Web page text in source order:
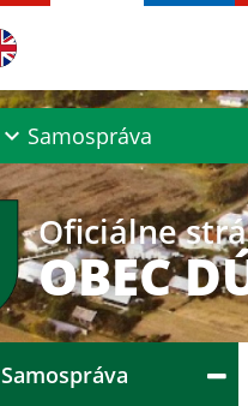
Samospráva
Oficiálne
OBEC
Samospráva